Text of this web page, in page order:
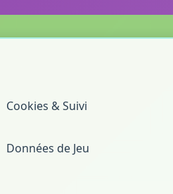
Cookies & Suivi
Données de Jeu